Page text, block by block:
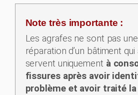
Note très importante :
Les agrafes ne sont pas
réparation d’un bâtiment
servent uniquement à
fissures après avoir
problème et avoir traité la